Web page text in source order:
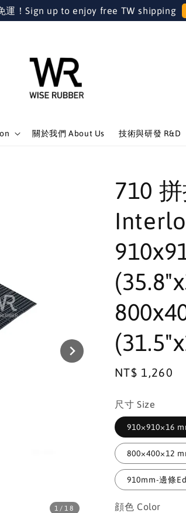
運！Sign up to enjoy free TW shipping
關於我們 About Us 技術與研發 R&D
1 /18
710
Regular
NT$ 1,260
尺寸 Size
910×910×16
800×400×12
910mm-邊條
顔色 Color